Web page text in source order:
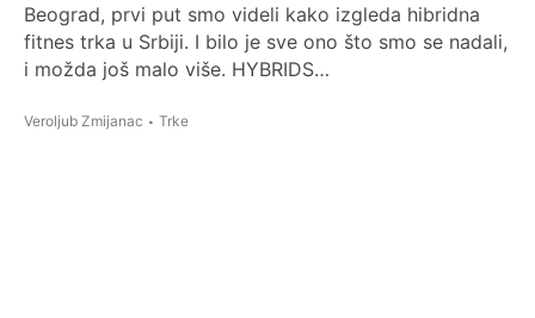
Beograd, prvi put smo videli kako izgleda hibridna
fitnes trka u Srbiji. I bilo je sve ono što smo se nadali,
i možda još malo više. HYBRIDS…
Veroljub Zmijanac Trke